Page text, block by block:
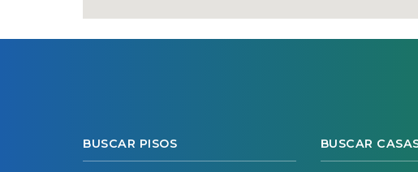
BUSCAR PISOS BUSCAR